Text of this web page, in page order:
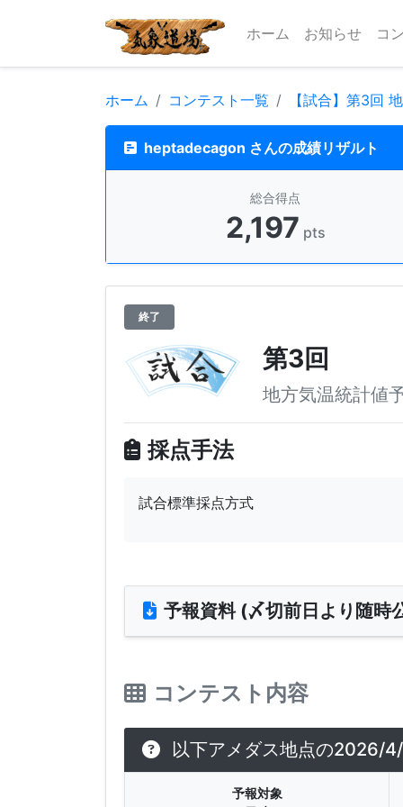
ホーム お知らせ コ
ホーム コンテスト一覧 【試合】第3回
heptadecagon さんの成績リザルト
総合得点
2,197 pts
終了
第3回
地方気温統計値
採点手法
試合標準採点方式
予報資料 (〆切前日より随時
コンテスト内容
以下アメダス地点の2026/
予報対象